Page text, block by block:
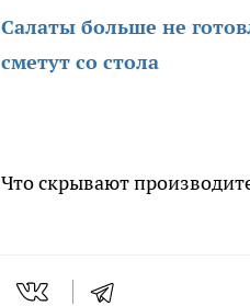
Салаты больше не
сметут со стола
Что скрывают